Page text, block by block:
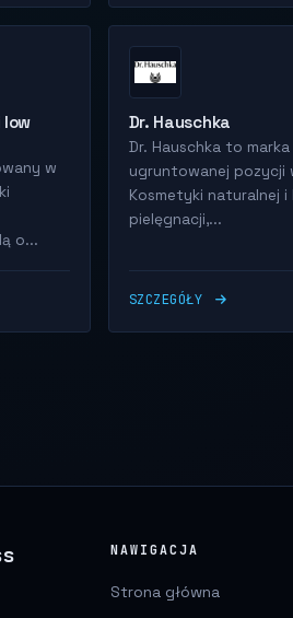
low
w
o...
Dr. Hauschka
Dr. Hauschka to marka
ugruntowanej pozycji
Kosmetyki naturalnej
pielęgnacji,...
SZCZEGÓŁY
NAWIGACJA
Strona główna